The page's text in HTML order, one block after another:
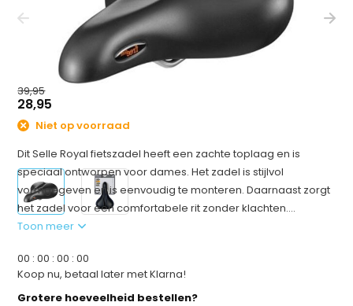
39,95
28,95
Niet op voorraad
Dit Selle Royal fietszadel heeft een zachte toplaag en is
speciaal ontworpen voor dames. Het zadel is stijlvol
vormgegeven en is eenvoudig te monteren. Daarnaast zorgt
het zadel voor een comfortabele rit zonder klachten....
Toon meer
00 :00 :00 :00
Koop nu, betaal later met Klarna!
Grotere hoeveelheid bestellen?